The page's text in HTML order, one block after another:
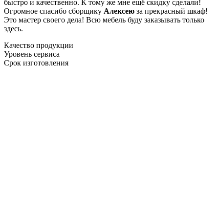
быстро и качественно. К тому же мне ещё скидку сделали!
Огромное спасибо сборщику Алексею за прекрасный шкаф!
Это мастер своего дела! Всю мебель буду заказывать только
здесь.
Качество продукции
Уровень сервиса
Срок изготовления